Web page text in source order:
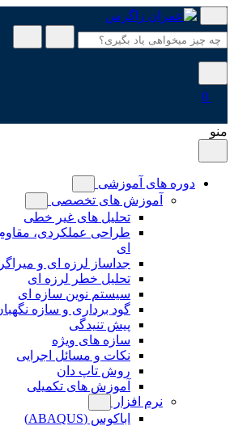
به
محتوا
0
منو
دوره های آموزشی
آموزش های تخصصی
تحلیل های غیر خطی
طراحی عملکردی،
ای
جداساز لرزه ای و میراگر
تحلیل خطر لرزه ای
سیستم نوین سازه ای
گود برداری و سازه
پیش تنیدگی
سازه های ویژه
نکات و مسائل اجرایی
روش تاپ دان
آموزش های تکمیلی
نرم افزار
اباکوس (ABAQUS)